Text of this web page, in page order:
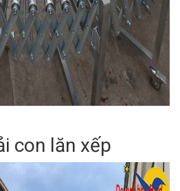
con lăn xếp